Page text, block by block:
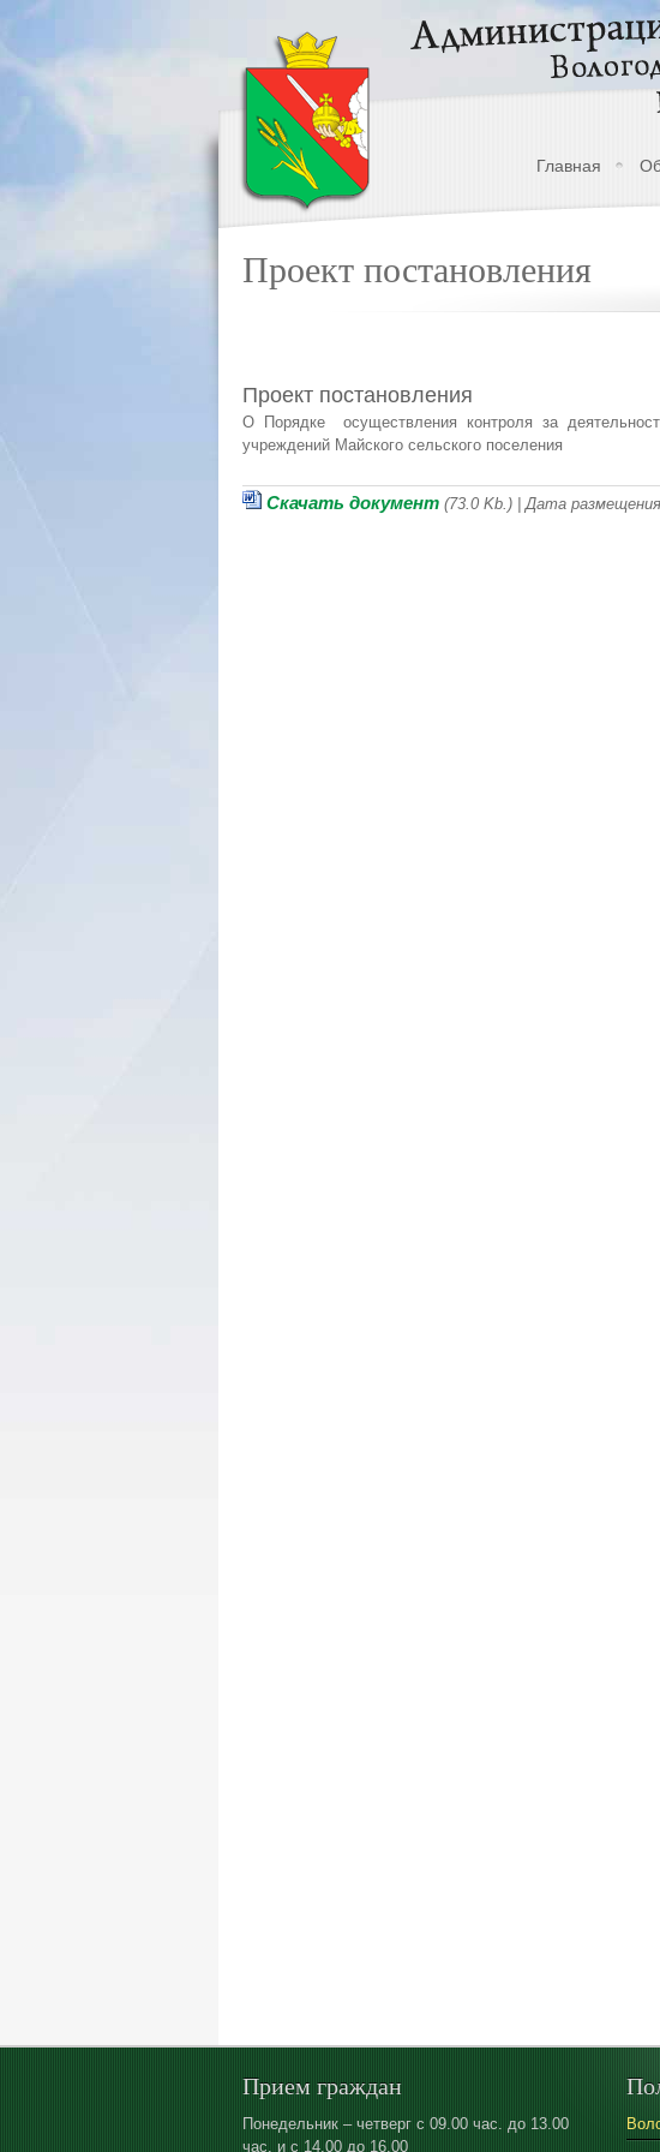
Главная
Проект постановления
Проект постановления
О Порядке осуществления контроля за
учреждений Майского сельского поселения
Скачать документ (73.0 Kb.) | Дата
Прием граждан
Понедельник – четверг с 09.00 час. до 13.00
час. и с 14.00 до 16.00